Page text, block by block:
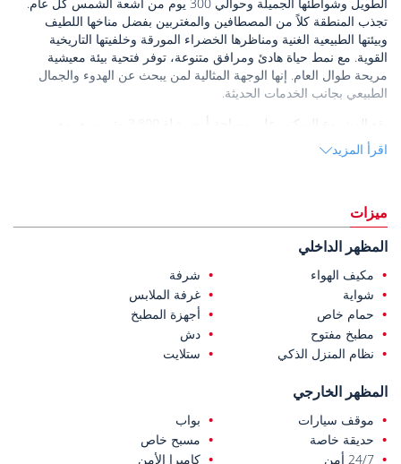
تجذب المنطقة كلاً من المصطافين والمغتربين بفضل مناخها اللطيف
وبيئتها الطبيعية الغنية ومناظرها الخضراء المورقة وخلفيتها التاريخية
القوية. مع نمط حياة هادئ ومرافق متنوعة، توفر فتحية بيئة معيشية
مريحة طوال العام. إنها الوجهة المثالية لمن يبحث عن الهدوء والجمال
الطبيعي بجانب الخدمات الحديثة.
منزلاً مستقلاً. يوفر الموقع مرافق مشتركة متنوعة، بما في ذلك خدمات
والأمان لجميع القاطنين في المجمع.
معماري حديث. تضم كل غرفة نوم حماماً داخلياً وخزانة ملابس، مما يوفر
مدمجاً مصمماً خصيصاً. بفضل تصميمها الداخلي الواسع وتفاصيلها الراقية،
توفر هذه المنازل تجربة معيشية عالية الجودة وممتعة في واحدة من أكثر
المواقع المرغوبة في فتحية.
يقع هذا المنزل المعروض للبيع في فتحية
على الأقدام من السوبر ماركت والصيدليات والمقاهي والمطاعم. يبعد
شاطئ تشاليش مسافة 300 متر فقط. كما يقع المنزل على بعد كيلومتر
واحد من مستشفى فتحية الحكومي، و5.5 كم من مسرح تيلميسوس
القديم، و5.7 كم من مقابر أمينتاس الصخرية، و7 كم من شاطئ أولودينيز،
اقرأ المزيد
ميزات
المظهر الداخلي
مكيف الهواء
شرفة
شواية
غرفة الملابس
حمام خاص
أجهزة المطبخ
مطبخ مفتوح
دش
نظام المنزل الذكي
ستلايت
المظهر الخارجي
موقف سيارات
بواب
حديقة خاصة
مسبح خاص
24/7 أمن
كاميرا الأمن